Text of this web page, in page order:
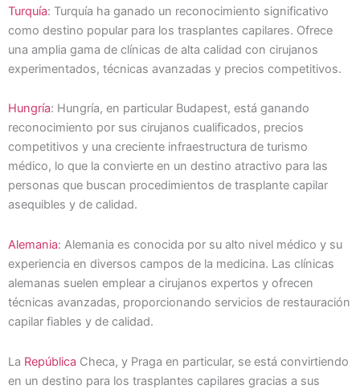
Turquía: Turquía ha ganado un reconocimiento significativo
como destino popular para los trasplantes capilares. Ofrece
una amplia gama de clínicas de alta calidad con cirujanos
experimentados, técnicas avanzadas y precios competitivos.
Hungría: Hungría, en particular Budapest, está ganando
reconocimiento por sus cirujanos cualificados, precios
competitivos y una creciente infraestructura de turismo
médico, lo que la convierte en un destino atractivo para las
personas que buscan procedimientos de trasplante capilar
asequibles y de calidad.
Alemania: Alemania es conocida por su alto nivel médico y su
experiencia en diversos campos de la medicina. Las clínicas
alemanas suelen emplear a cirujanos expertos y ofrecen
técnicas avanzadas, proporcionando servicios de restauración
capilar fiables y de calidad.
La República Checa, y Praga en particular, se está convirtiendo
en un destino para los trasplantes capilares gracias a sus